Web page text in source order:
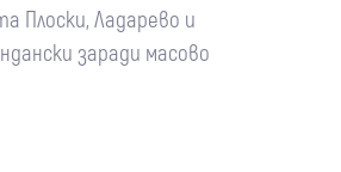
Плоски, Ладарево и
заради масово